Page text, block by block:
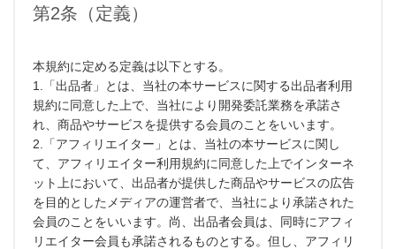
第2条（定義）
本規約に定める定義は以下とする。
1.「出品者」とは、当社の本サービスに関する出品者利用
規約に同意した上で、当社により開発委託業務を承諾さ
れ、商品やサービスを提供する会員のことをいいます。
2.「アフィリエイター」とは、当社の本サービスに関し
て、アフィリエイター利用規約に同意した上でインターネ
ット上において、出品者が提供した商品やサービスの広告
を目的としたメディアの運営者で、当社により承諾された
会員のことをいいます。尚、出品者会員は、同時にアフィ
リエイター会員も承諾されるものとする。但し、アフィリ